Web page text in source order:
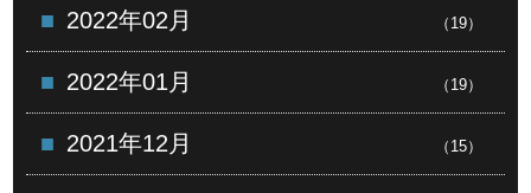
2022年02月 （19）
2022年01月 （19）
2021年12月 （15）